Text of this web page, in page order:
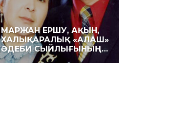
МАРЖАН ЕРШУ, АҚЫН,
ХАЛЫҚАРАЛЫҚ «АЛАШ»
ӘДЕБИ СЫЙЛЫҒЫНЫҢ…